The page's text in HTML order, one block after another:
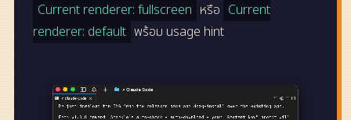
Current renderer: fullscreen หรือ Current
renderer: default พร้อม usage hint